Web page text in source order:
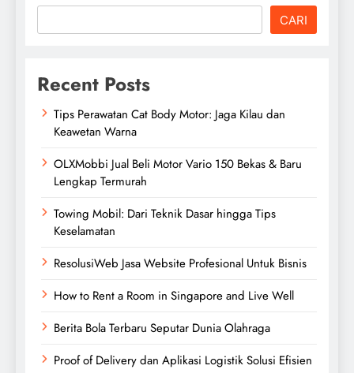
CARI
Recent Posts
Tips Perawatan Cat Body Motor: Jaga Kilau dan
Keawetan Warna
OLXMobbi Jual Beli Motor Vario 150 Bekas & Baru
Lengkap Termurah
Towing Mobil: Dari Teknik Dasar hingga Tips
Keselamatan
ResolusiWeb Jasa Website Profesional Untuk Bisnis
How to Rent a Room in Singapore and Live Well
Berita Bola Terbaru Seputar Dunia Olahraga
Proof of Delivery dan Aplikasi Logistik Solusi Efisien